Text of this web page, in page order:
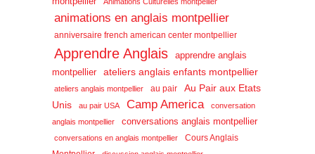
animations en anglais montpellier
anniversaire french american center montpellier
Apprendre Anglais
apprendre anglais
montpellier
ateliers anglais enfants montpellier
ateliers anglais montpellier au pair
Au Pair aux Etats
Unis
au pair USA Camp America
conversation
anglais montpellier
conversations anglais montpellier
conversations en anglais montpellier
Cours Anglais